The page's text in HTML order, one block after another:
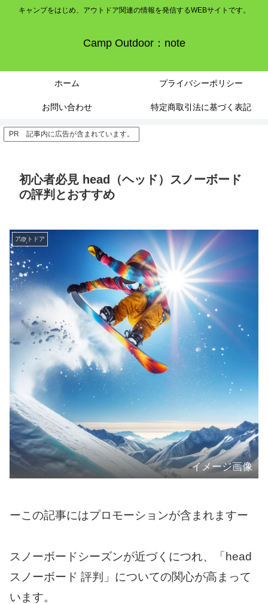
キャンプをはじめ、アウトドア関連の情報を発信するWEBサイトです。
Camp Outdoor：note
ホーム プライバシーポリシー
お問い合わせ 特定商取引法に基づく表記
PR 記事内に広告が含まれています。
初心者必見 head（ヘッド）スノーボード
の評判とおすすめ
アウトドア
イメージ画像
ーこの記事にはプロモーションが含まれますー
スノーボードシーズンが近づくにつれ、「head
スノーボード 評判」についての関心が高まって
います。